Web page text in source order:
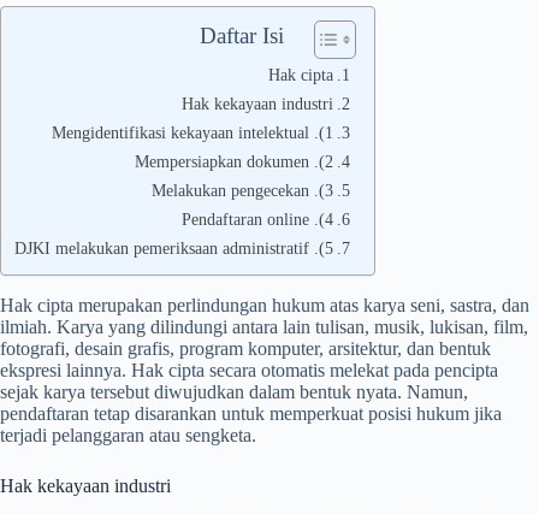
Daftar Isi
Hak cipta
Hak kekayaan industri
1). Mengidentifikasi kekayaan intelektual
2). Mempersiapkan dokumen
3). Melakukan pengecekan
4). Pendaftaran online
5). DJKI melakukan pemeriksaan administratif
Hak cipta merupakan perlindungan hukum atas karya seni, sastra, dan
ilmiah. Karya yang dilindungi antara lain tulisan, musik, lukisan, film,
fotografi, desain grafis, program komputer, arsitektur, dan bentuk
ekspresi lainnya. Hak cipta secara otomatis melekat pada pencipta
sejak karya tersebut diwujudkan dalam bentuk nyata. Namun,
pendaftaran tetap disarankan untuk memperkuat posisi hukum jika
terjadi pelanggaran atau sengketa.
Hak kekayaan industri